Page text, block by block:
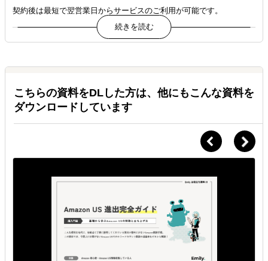
Tiger Corporation U.S.A.様
カスタマーサポートの課題を解決し、安定した サポートからテク
ノロジーを活かした体制へ。
契約後は最短で翌営業日からサービスのご利用が可能です。
Ｑ.普段のアシスタントとのやりとりはどのように取りますか？
Ａ.
Chatworkなどご希望の手段でのやり取りが可能です。
Ｑ.対応可能な時間帯は決まっていますか？
地時間でサポート致します。日本時間に合わせたオンラインミーティ
マニュアルなどの用意がなく、業務の切り分けもできていな
いのですが依頼可能ですか？
こちらの資料をDLした方は、他にもこんな資料を
ダウンロードしています